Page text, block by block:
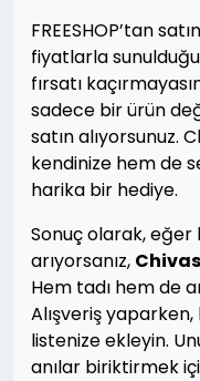
FREESHOP’tan
fiyatlarla
fırsatı
sadece bir ürün
satın alıyorsunuz.
kendinize hem de
harika bir hediye.
Sonuç olarak, eğer
arıyorsanız, Chivas
Hem tadı hem de
Alışveriş
listenize ekleyin.
anılar biriktirmek